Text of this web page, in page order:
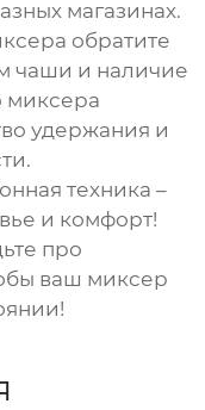
магазинах.
обратите
чаши и наличие
миксера
удержания и
техника –
и комфорт!
про
ваш миксер